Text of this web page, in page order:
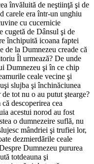
învăluită de neştiinţă şi de
carele era într-un unghiu
cu cucernicie
cugetă de Dânsul şi de
închipuită icoana faptei
de la Dumnezeu creade că
Îl urmează? De unde
Dumnezeu şi în ce chip
ceale vecine şi
slujba şi închinăciunea
tot nu o au putut ştearge?
descoperirea cea
acestui norod au fost
o dumnezeire suflă, nu
mândriei şi trufiei lor,
dezmierdările ceale
Dumnezeu pururea
totdeauna şi